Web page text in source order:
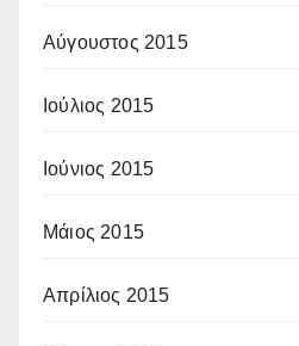
Αύγουστος 2015
Ιούλιος 2015
Ιούνιος 2015
Μάιος 2015
Απρίλιος 2015